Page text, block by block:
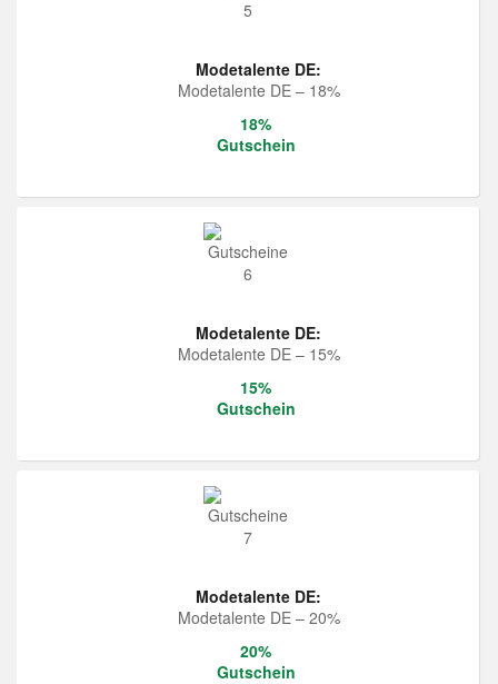
Modetalente DE:
Modetalente DE – 18%
18%
Gutschein
Modetalente DE:
Modetalente DE – 15%
15%
Gutschein
Modetalente DE:
Modetalente DE – 20%
20%
Gutschein